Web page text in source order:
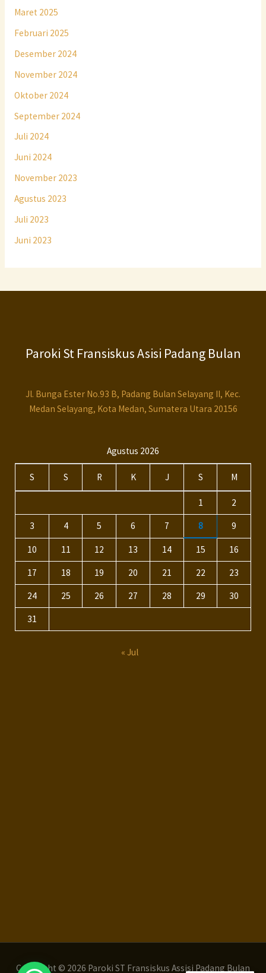
Maret 2025
Februari 2025
Desember 2024
November 2024
Oktober 2024
September 2024
Juli 2024
Juni 2024
November 2023
Agustus 2023
Juli 2023
Juni 2023
Paroki St Fransiskus Asisi Padang Bulan
Jl. Bunga Ester No.93 B, Padang Bulan Selayang II, Kec.
Medan Selayang, Kota Medan, Sumatera Utara 20156
Agustus 2026
S S R K J S M
1 2
3 4 5 6 7 8 9
10 11 12 13 14 15 16
17 18 19 20 21 22 23
24 25 26 27 28 29 30
31
« Jul
Copyright © 2026 Paroki ST Fransiskus Assisi Padang Bulan